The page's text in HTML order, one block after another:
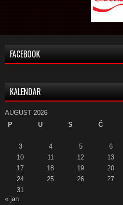
FACEBOOK
KALENDAR
AUGUST 2026
P
U S Č
3
4 5 6
10
11 12 13
17
18 19 20
24
25 26 27
31
« jan